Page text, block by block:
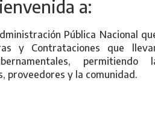
a:
Pública Nacional
y Contrataciones que
permitiendo
proveedores y la comunidad.